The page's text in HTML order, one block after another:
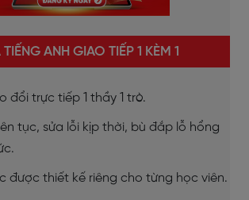
TIẾNG ANH GIAO TIẾP 1 KÈM 1
đổi trực tiếp 1 thầy 1 trò.
tục, sửa lỗi kịp thời, bù đắp lỗ hổng
được thiết kế riêng cho từng học viên.